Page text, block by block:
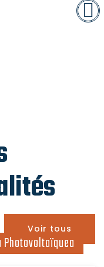
Voir tous
Photovoltaïquea